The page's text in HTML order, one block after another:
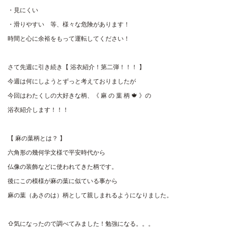
・見にくい
・滑りやすい 等、様々な危険があります！
時間と心に余裕をもって運転してください！
さて先週に引き続き【 浴衣紹介！第二弾！！！ 】
今週は何にしようとずっと考えておりましたが
今回はわたくしの大好きな柄、《 麻 の 葉 柄 🍁 》の
浴衣紹介します！！！
【 麻の葉柄とは？ 】
六角形の幾何学文様で平安時代から
仏像の装飾などに使われてきた柄です。
後にこの模様が麻の葉に似ている事から
麻の葉（あさのは）柄として親しまれるようになりました。
⇧気になったので調べてみました！勉強になる。。。